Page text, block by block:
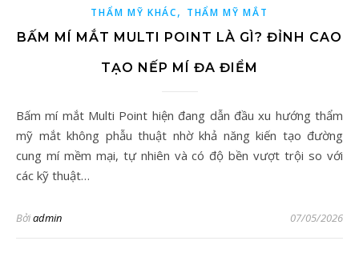
THẨM MỸ KHÁC, THẨM MỸ MẮT
BẤM MÍ MẮT MULTI POINT LÀ GÌ? ĐỈNH CAO
TẠO NẾP MÍ ĐA ĐIỂM
Bấm mí mắt Multi Point hiện đang dẫn đầu xu hướng thẩm
mỹ mắt không phẫu thuật nhờ khả năng kiến tạo đường
cung mí mềm mại, tự nhiên và có độ bền vượt trội so với
các kỹ thuật…
Bởiadmin 07/05/2026